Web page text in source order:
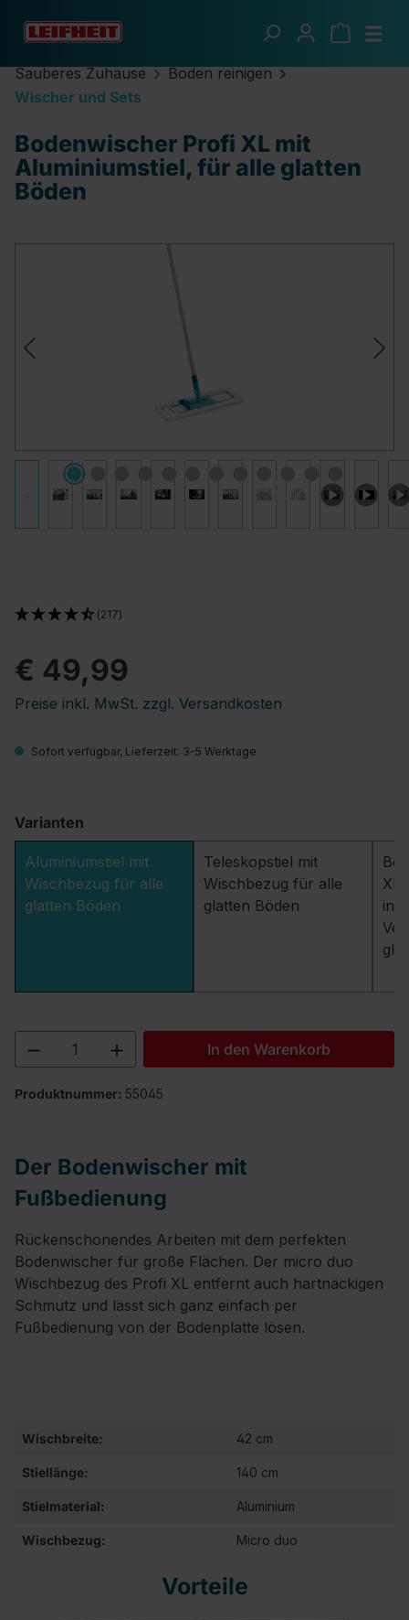
Zum Hauptinhalt springen
Sauberes Zuhause
Boden reinigen
Wischer und Sets
Bodenwischer Profi XL mit
Aluminiumstiel, für alle glatten
Böden
€ 49,99
Preise inkl. MwSt. zzgl. Versandkosten
(217)
Sofort verfügbar, Lieferzeit: 3-5 Werktage
Varianten
Aluminiumstiel mit
Wischbezug für alle
glatten Böden
Teleskopstiel mit
Wischbezug für alle
glatten Böden
XL
in
Produkt Anzahl: Gib den gewünschten
In den Warenkorb
Produktnummer: 55045
Der Bodenwischer mit
Fußbedienung
Rückenschonendes Arbeiten mit dem perfekten
Bodenwischer für große Flächen. Der micro duo
Wischbezug des Profi XL entfernt auch hartnäckigen
Schmutz und lässt sich ganz einfach per
Fußbedienung von der Bodenplatte lösen.
Wischbreite: 42 cm
Stiellänge: 140 cm
Stielmaterial: Aluminium
Wischbezug: Micro duo
Vorteile